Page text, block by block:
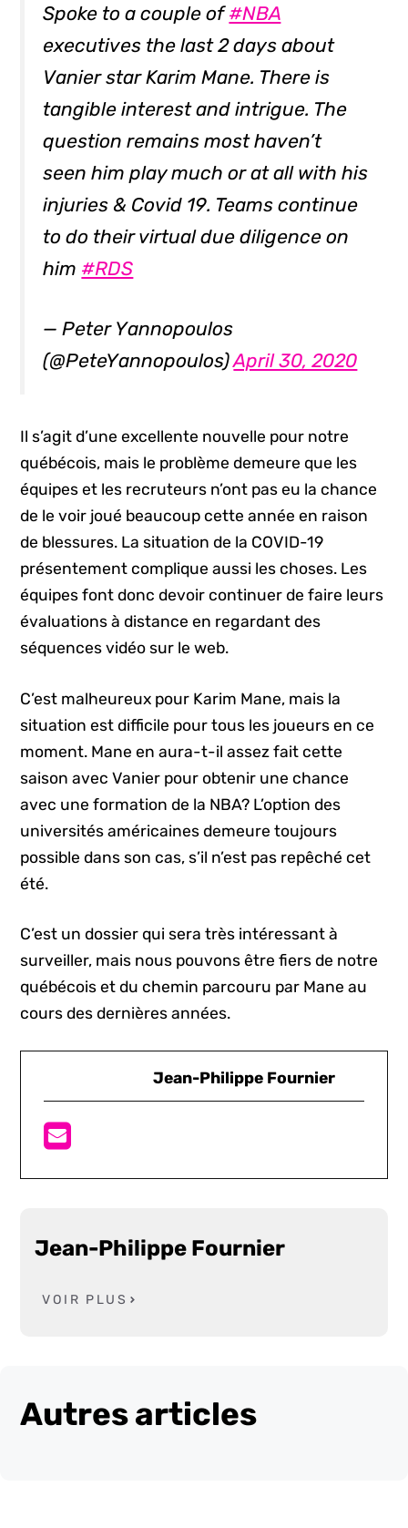
Spoke to a couple of#NBA
executives the last 2 days about
Vanier star Karim Mane. There is
tangible interest and intrigue. The
question remains most haven’t
seen him play much or at all with his
injuries & Covid 19. Teams continue
to do their virtual due diligence on
him #RDS
— Peter Yannopoulos
(@PeteYannopoulos)April 30, 2020
Il s’agit d’une excellente nouvelle pour notre
québécois, mais le problème demeure que les
équipes et les recruteurs n’ont pas eu la chance
de le voir joué beaucoup cette année en raison
de blessures. La situation de la COVID-19
présentement complique aussi les choses. Les
équipes font donc devoir continuer de faire leurs
évaluations à distance en regardant des
séquences vidéo sur le web.
C’est malheureux pour Karim Mane, mais la
situation est difficile pour tous les joueurs en ce
moment. Mane en aura-t-il assez fait cette
saison avec Vanier pour obtenir une chance
avec une formation de la NBA? L’option des
universités américaines demeure toujours
possible dans son cas, s’il n’est pas repêché cet
été.
C’est un dossier qui sera très intéressant à
surveiller, mais nous pouvons être fiers de notre
québécois et du chemin parcouru par Mane au
cours des dernières années.
Jean-Philippe Fournier
Jean-Philippe Fournier
VOIR PLUS
Autres articles